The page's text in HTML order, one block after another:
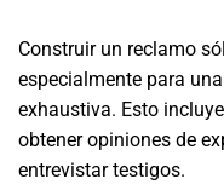
Construir un reclamo
especialmente para
exhaustiva. Esto
obtener opiniones de
entrevistar testigos.